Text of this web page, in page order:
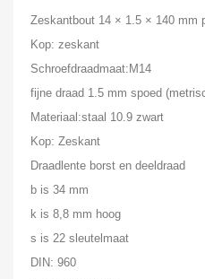
Zeskantbout 14 × 1.5 × 140 mm
Kop: zeskant
Schroefdraadmaat:M14
fijne draad 1.5 mm spoed
Materiaal:staal 10.9 zwart
Kop: Zeskant
Draadlente borst en deeldraad
b is 34 mm
k is 8,8 mm hoog
s is 22 sleutelmaat
DIN: 960